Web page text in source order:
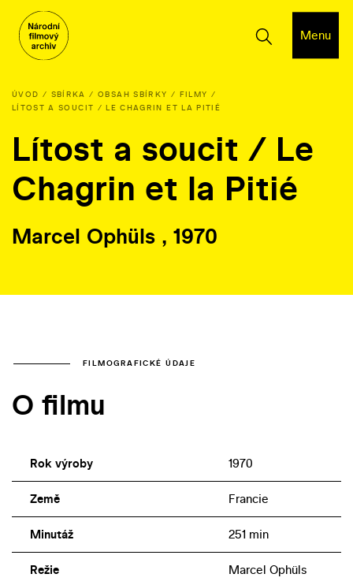
Menu
ÚVOD SBÍRKA OBSAH SBÍRKY
FILMY
LÍTOST A SOUCIT / LE CHAGRIN ET LA PITIÉ
Lítost a soucit / Le
Chagrin et la Pitié
Marcel Ophüls , 1970
FILMOGRAFICKÉ ÚDAJE
O filmu
Rok výroby 1970
Země Francie
Minutáž 251 min
Režie Marcel Ophüls